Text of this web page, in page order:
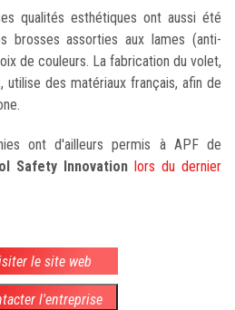
qualités esthétiques ont aussi été
brosses assorties aux lames (anti-
de couleurs. La fabrication du volet,
utilise des matériaux français, afin de
ont d'ailleurs permis à APF de
Safety Innovation lors du dernier
le site web
l'entreprise